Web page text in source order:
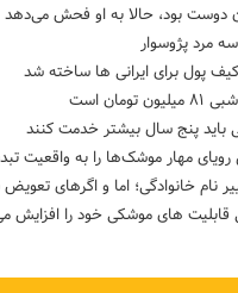
دوست بود، حالا به او فحش می‌دهد
مرد پژوسوار
است
باید پنج سال بیشتر خدمت کنند
رویای مهار موشک‌ها را به واقعیت
نام خانوادگی؛ اما و اگرهای
قابلیت های موشکی خود را افزایش